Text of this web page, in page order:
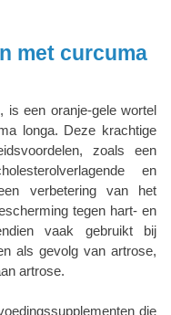
met curcuma
is een oranje-gele wortel
longa. Deze krachtige
zoals een
en
verbetering van het
tegen hart- en
vaak gebruikt bij
als gevolg van artrose,
artrose.
die